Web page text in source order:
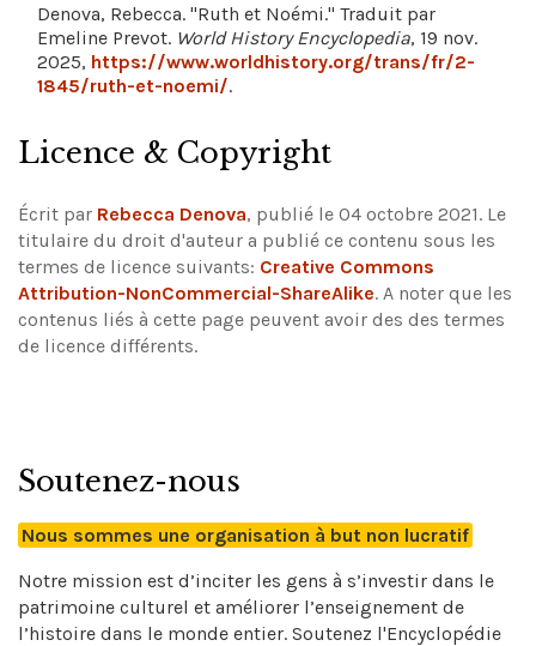
Denova, Rebecca. "Ruth et Noémi." Traduit par
Emeline Prevot. World History Encyclopedia, 19 nov.
2025, https://www.worldhistory.org/trans/fr/2-
1845/ruth-et-noemi/.
Licence & Copyright
Écrit par Rebecca Denova, publié le 04 octobre 2021. Le
titulaire du droit d'auteur a publié ce contenu sous les
termes de licence suivants: Creative Commons
Attribution-NonCommercial-ShareAlike. A noter que les
contenus liés à cette page peuvent avoir des des termes
de licence différents.
Soutenez-nous
Nous sommes une organisation à but non lucratif
Notre mission est d’inciter les gens à s’investir dans le
patrimoine culturel et améliorer l’enseignement de
l’histoire dans le monde entier. Soutenez l'Encyclopédie